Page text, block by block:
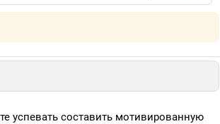
успевать составить мотивированную